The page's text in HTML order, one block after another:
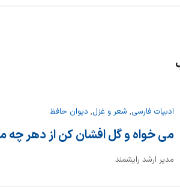
ادبیات فارسی, شعر و غزل, دیوان حافظ
می خواه و گل افشان کن از دهر
مدیر ارشد رایشمند